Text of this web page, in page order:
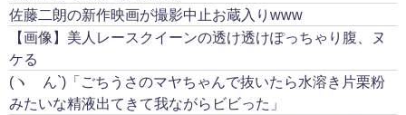
佐藤二朗の新作映画が撮影中止お蔵入りwww
【画像】美人レースクイーンの透け透けぽっちゃり腹、ヌ
ケる
(ヽ´ん`)「ごちうさのマヤちゃんで抜いたら水溶き片栗粉
みたいな精液出てきて我ながらビビった」